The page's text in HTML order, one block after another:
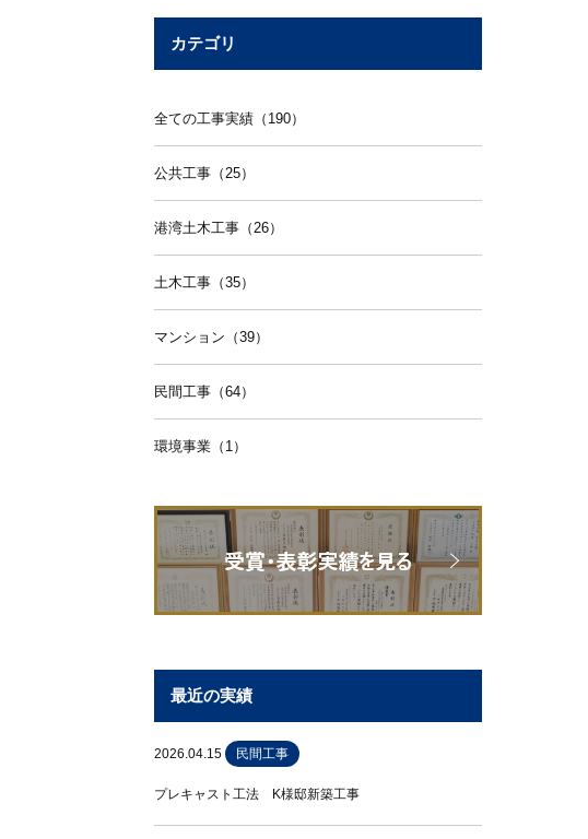
カテゴリ
全ての工事実績（190）
公共工事（25）
港湾土木工事（26）
土木工事（35）
マンション（39）
民間工事（64）
環境事業（1）
最近の実績
2026.04.15 民間工事
プレキャスト工法 K様邸新築工事